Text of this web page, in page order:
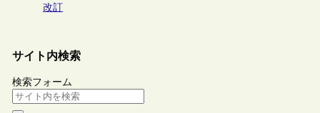
改訂
サイト内検索
検索フォーム